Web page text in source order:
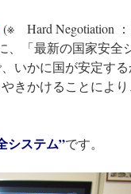
(※ Hard Negotiation
、「最新の国家安全
いかに国が安定す
きかけることによ
システム”です。